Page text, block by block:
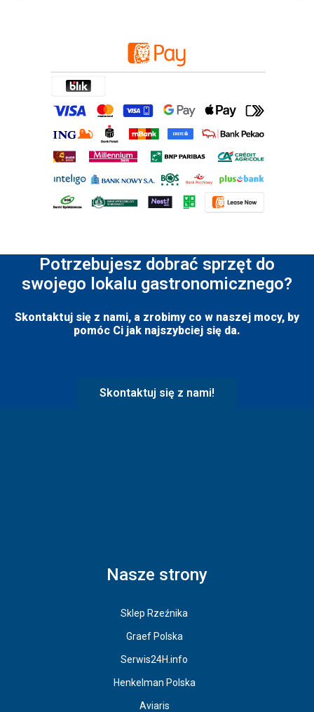
Potrzebujesz dobrać sprzęt do
swojego lokalu gastronomicznego?
Skontaktuj się z nami, a zrobimy co w naszej mocy, by
pomóc Ci jak najszybciej się da.
Skontaktuj się z nami!
Nasze strony
Sklep Rzeźnika
Graef Polska
Serwis24H.info
Henkelman Polska
Aviaris